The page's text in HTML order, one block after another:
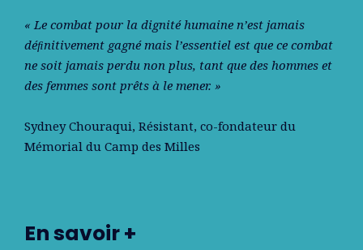
« Le combat pour la dignité humaine n’est jamais
déﬁnitivement gagné mais l’essentiel est que ce combat
ne soit jamais perdu non plus, tant que des hommes et
des femmes sont prêts à le mener. »
Sydney Chouraqui, Résistant, co-fondateur du
Mémorial du Camp des Milles
En savoir +